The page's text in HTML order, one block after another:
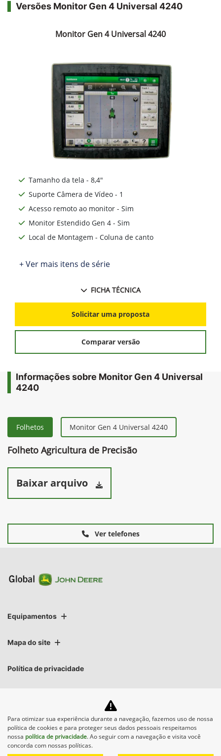
Versões Monitor Gen 4 Universal 4240
Monitor Gen 4 Universal 4240
Tamanho da tela - 8,4"
Suporte Câmera de Vídeo - 1
Acesso remoto ao monitor - Sim
Monitor Estendido Gen 4 - Sim
Local de Montagem - Coluna de canto
+ Ver mais itens de série
FICHA TÉCNICA
Solicitar uma proposta
Comparar versão
Informações sobre Monitor Gen 4 Universal
4240
Folhetos Monitor Gen 4 Universal 4240
Folheto Agricultura de Precisão
Baixar arquivo
Ver telefones
Equipamentos
Mapa do site
Política de privacidade
No trânsito, enxergar o outro salva
Para otimizar sua experiência durante a navegação, fazemos uso de nossa
política de cookies e para proteger seus dados pessoais respeitamos
nossa política de privacidade. Ao seguir com a navegação e visita você
concorda com nossas políticas.